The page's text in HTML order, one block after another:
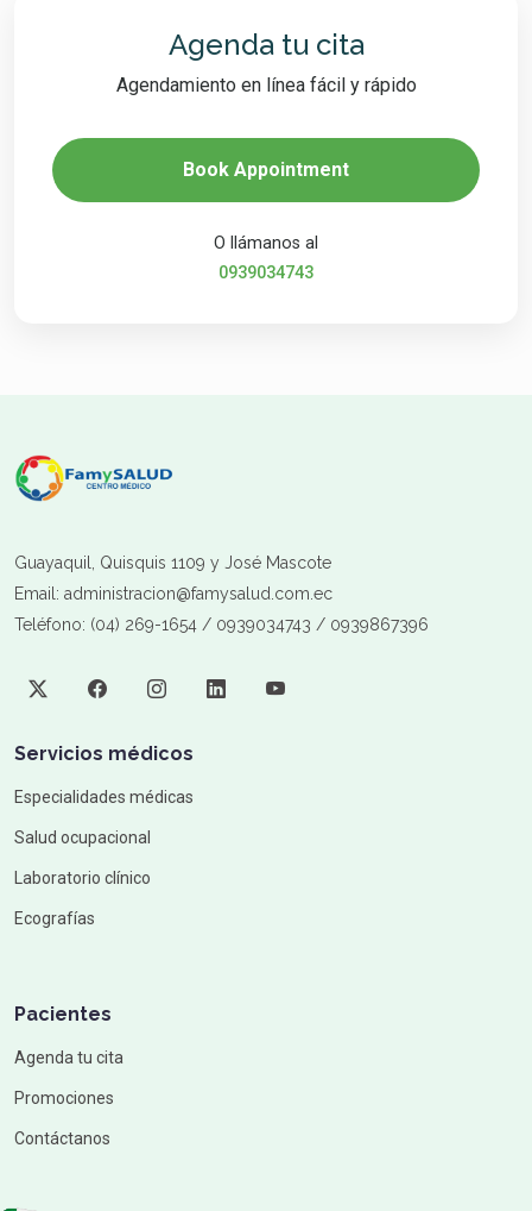
Agenda tu cita
Agendamiento en línea fácil y rápido
Book Appointment
O llámanos al
0939034743
Guayaquil, Quisquis 1109 y José Mascote
Email: administracion@famysalud.com.ec
Teléfono: (04) 269-1654 / 0939034743 / 0939867396
Servicios médicos
Especialidades médicas
Salud ocupacional
Laboratorio clínico
Ecografías
Pacientes
Agenda tu cita
Promociones
Contáctanos